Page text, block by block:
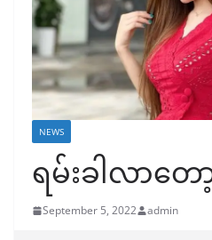
NEWS
ရမ်းခါလာတ
September 5, 2022 admin